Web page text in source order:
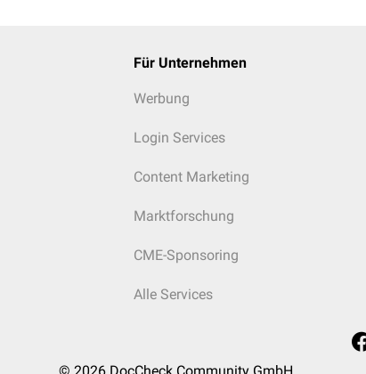
Für Unternehmen
Werbung
Login Services
Content Marketing
Marktforschung
CME-Sponsoring
Alle Services